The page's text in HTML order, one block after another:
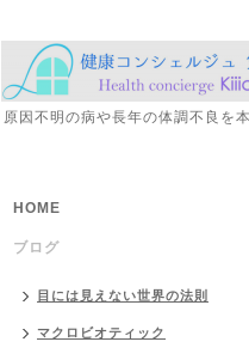
原因不明の病や長年の体調不良を
HOME
ブログ
目には見えない世界の法則
マクロビオティック